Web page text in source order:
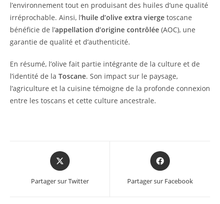
l’environnement tout en produisant des huiles d’une qualité
irréprochable. Ainsi, l’huile d’olive extra vierge toscane
bénéficie de l’appellation d’origine contrôlée (AOC), une
garantie de qualité et d’authenticité.
En résumé, l’olive fait partie intégrante de la culture et de
l’identité de la Toscane. Son impact sur le paysage,
l’agriculture et la cuisine témoigne de la profonde connexion
entre les toscans et cette culture ancestrale.
Opens
in
new
Partager sur Twitter
Opens
in
new
Partager sur Facebook